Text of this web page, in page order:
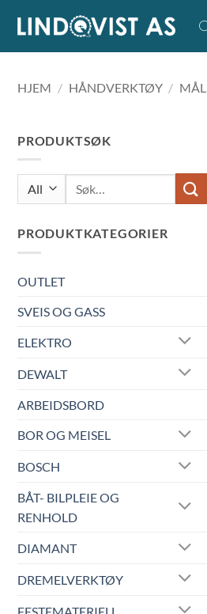
HJEM / HÅNDVERKTØY /
PRODUKTSØK
Søk
etter:
PRODUKTKATEGORIER
OUTLET
SVEIS OG GASS
ELEKTRO
DEWALT
ARBEIDSBORD
BOR OG MEISEL
BOSCH
BÅT- BILPLEIE OG
RENHOLD
DIAMANT
DREMELVERKTØY
FESTEMATERIELL